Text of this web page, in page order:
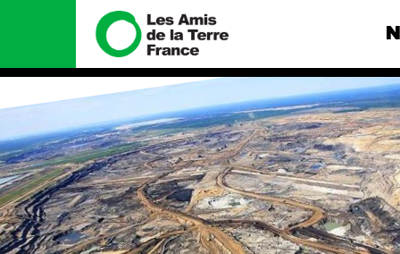
Nous connaître
Histoire
Manifeste
Missions et méthodes
Nos
Total, rendez-
tribunal
Gaz « naturel
enfumage